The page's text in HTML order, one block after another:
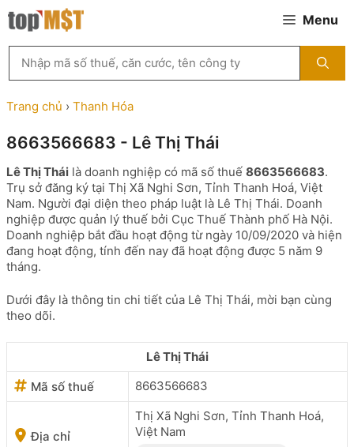
Chuyển
đến
Menu
kiếm
MST
theo
tên
ty,
người
đại
diện
hoặc
mã
số
thuế
...
Trang chủ › Thanh Hóa
8663566683 - Lê Thị Thái
Lê Thị Thái là doanh nghiệp có mã số thuế 8663566683.
Trụ sở đăng ký tại Thị Xã Nghi Sơn, Tỉnh Thanh Hoá, Việt
Nam. Người đại diện theo pháp luật là Lê Thị Thái. Doanh
nghiệp được quản lý thuế bởi Cục Thuế Thành phố Hà Nội.
Doanh nghiệp bắt đầu hoạt động từ ngày 10/09/2020 và hiện
đang hoạt động, tính đến nay đã hoạt động được 5 năm 9
tháng.
Dưới đây là thông tin chi tiết của Lê Thị Thái, mời bạn cùng
theo dõi.
Lê Thị Thái
Mã số thuế
8663566683
Địa chỉ
Thị Xã Nghi Sơn, Tỉnh Thanh Hoá,
Việt Nam